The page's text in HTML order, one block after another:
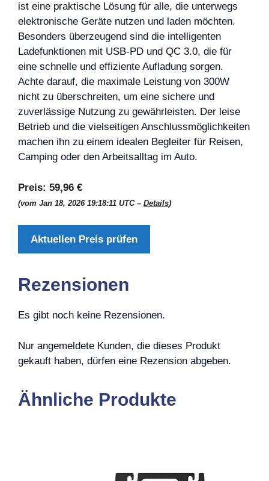
ist eine praktische Lösung für alle, die unterwegs
elektronische Geräte nutzen und laden möchten.
Besonders überzeugend sind die intelligenten
Ladefunktionen mit USB-PD und QC 3.0, die für
eine schnelle und effiziente Aufladung sorgen.
Achte darauf, die maximale Leistung von 300W
nicht zu überschreiten, um eine sichere und
zuverlässige Nutzung zu gewährleisten. Der leise
Betrieb und die vielseitigen Anschlussmöglichkeiten
machen ihn zu einem idealen Begleiter für Reisen,
Camping oder den Arbeitsalltag im Auto.
Preis: 59,96 €
(vom Jan 18, 2026 19:18:11 UTC – Details)
Aktuellen Preis prüfen
Rezensionen
Es gibt noch keine Rezensionen.
Nur angemeldete Kunden, die dieses Produkt
gekauft haben, dürfen eine Rezension abgeben.
Ähnliche Produkte